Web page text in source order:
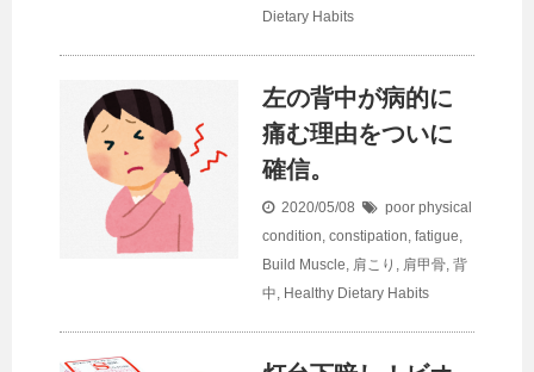
Dietary Habits
左の背中が病的に
痛む理由をついに
確信。
2020/05/08
poor physical
condition, constipation, fatigue,
Build Muscle, 肩こり , 肩甲骨, 背
中, Healthy Dietary Habits